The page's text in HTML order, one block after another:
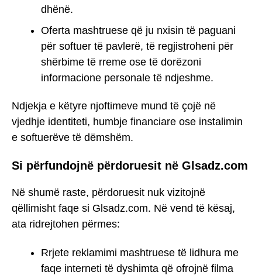
dhënë.
Oferta mashtruese që ju nxisin të paguani
për softuer të pavlerë, të regjistroheni për
shërbime të rreme ose të dorëzoni
informacione personale të ndjeshme.
Ndjekja e këtyre njoftimeve mund të çojë në
vjedhje identiteti, humbje financiare ose instalimin
e softuerëve të dëmshëm.
Si përfundojnë përdoruesit në Glsadz.com
Në shumë raste, përdoruesit nuk vizitojnë
qëllimisht faqe si Glsadz.com. Në vend të kësaj,
ata ridrejtohen përmes:
Rrjete reklamimi mashtruese të lidhura me
faqe interneti të dyshimta që ofrojnë filma